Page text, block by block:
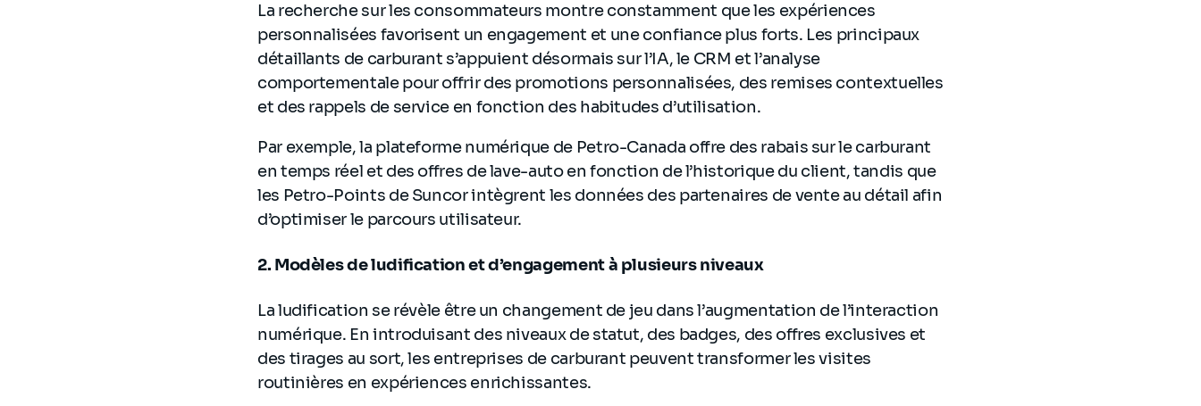
La recherche sur les consommateurs montre constamment que les expériences
personnalisées favorisent un engagement et une confiance plus forts. Les principaux
détaillants de carburant s’appuient désormais sur l’IA, le CRM et l’analyse
comportementale pour offrir des promotions personnalisées, des remises contextuelles
et des rappels de service en fonction des habitudes d’utilisation.
Par exemple, la plateforme numérique de Petro-Canada offre des rabais sur le carburant
en temps réel et des offres de lave-auto en fonction de l’historique du client, tandis que
les Petro-Points de Suncor intègrent les données des partenaires de vente au détail afin
d’optimiser le parcours utilisateur.
2. Modèles de ludification et d’engagement à plusieurs niveaux
La ludification se révèle être un changement de jeu dans l’augmentation de l’interaction
numérique. En introduisant des niveaux de statut, des badges, des offres exclusives et
des tirages au sort, les entreprises de carburant peuvent transformer les visites
routinières en expériences enrichissantes.